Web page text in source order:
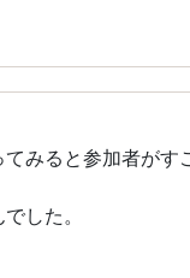
みると参加者がす
した。